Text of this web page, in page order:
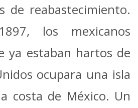
de reabastecimiento.
los mexicanos
ya estaban hartos de
ocupara una isla
costa de México. Un